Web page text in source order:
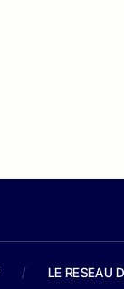
/ LE RESEAU